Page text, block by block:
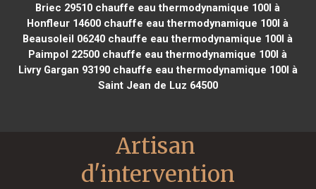
Briec 29510 chauffe eau thermodynamique 100l à
Honfleur 14600 chauffe eau thermodynamique 100l à
Beausoleil 06240 chauffe eau thermodynamique 100l à
Paimpol 22500 chauffe eau thermodynamique 100l à
Livry Gargan 93190chauffe eau thermodynamique 100l à
Saint Jean de Luz 64500
Artisan
d'intervention